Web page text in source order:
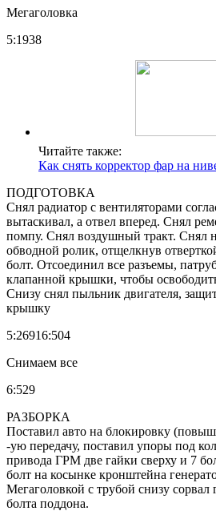
Мегаголовка
5:1938
Читайте также:
Как снять корректор фар на
ПОДГОТОВКА
Снял радиатор с вентиляторами
вытаскивал, а отвел вперед. Снял
помпу. Снял воздушный тракт. Снял
обводной ролик, отщелкнув
болт. Отсоединил все разъемы,
клапанной крышки, чтобы
Снизу снял пыльник двигателя,
крышку
5:26916:504
Снимаем все
6:529
РАЗБОРКА
Поставил авто на блокировку
-ую передачу, поставил упоры под
привода ГРМ две гайки сверху и 7
болт на косынке кронштейна
Мегаголовкой с трубой снизу
болта поддона.